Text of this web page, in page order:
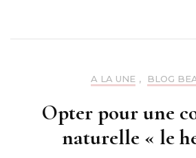
A LA UNE , BLOG
Opter pour une
naturelle « le